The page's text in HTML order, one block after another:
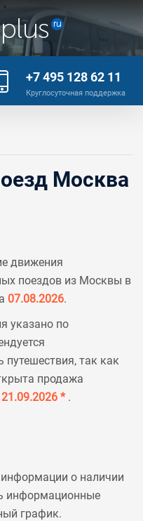
+7 495 128 62 11
Круглосуточная поддержка
Москва
движения
поездов из Москвы в
07.08.2026.
указано по
путешествия, так как
продажа
21.09.2026 * .
о наличии
информационные
график.